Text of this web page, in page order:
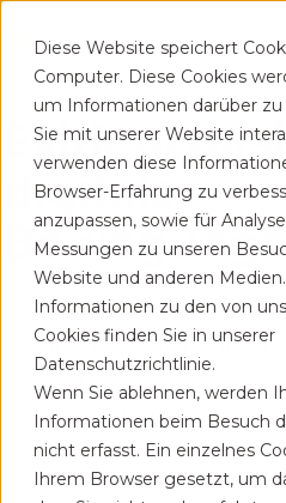
Diese Website speichert
Computer. Diese Cookies
um Informationen darüber
Sie mit unserer Website
verwenden diese
Browser-Erfahrung zu
anzupassen, sowie für
Messungen zu unseren
Website und anderen
Informationen zu den von
Cookies finden Sie in unserer
Datenschutzrichtlinie.
Wenn Sie ablehnen, werden
Informationen beim Besuch
nicht erfasst. Ein einzelnes
Ihrem Browser gesetzt, um
digitale
Seit 2022 ist ViViRA als
Gesundheitsanwendung (
Verzeichnis des
und Medizinprodukte (
dauerhafte Aufnahme
erfolgreichen Nachweis